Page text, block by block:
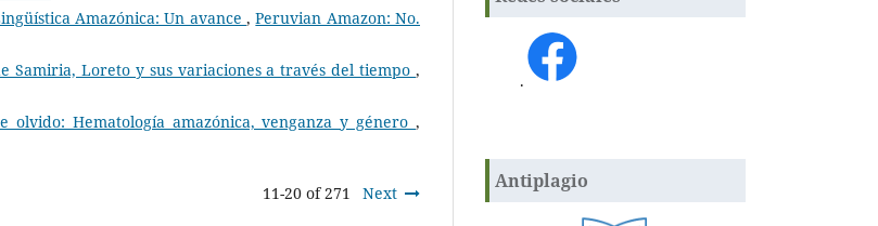
Amazónica: Un avance,Peruvian Amazon: No.
Samiria, Loreto y sus variaciones a través del tiempo,
olvido: Hematología amazónica, venganza y género,
11-20 of 271 Next
.
Antiplagio